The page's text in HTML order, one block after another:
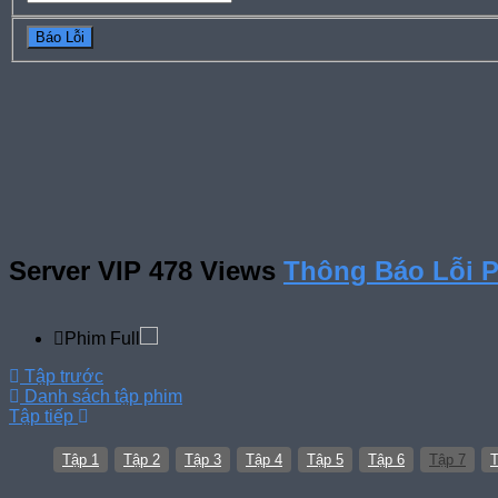
Server VIP 478 Views Thông Báo Lỗi
Phim Full
Tập trước
Danh sách tập phim
Tập tiếp
Tập 1 Tập 2 Tập 3 Tập 4 Tập 5 Tập 6 Tập 7